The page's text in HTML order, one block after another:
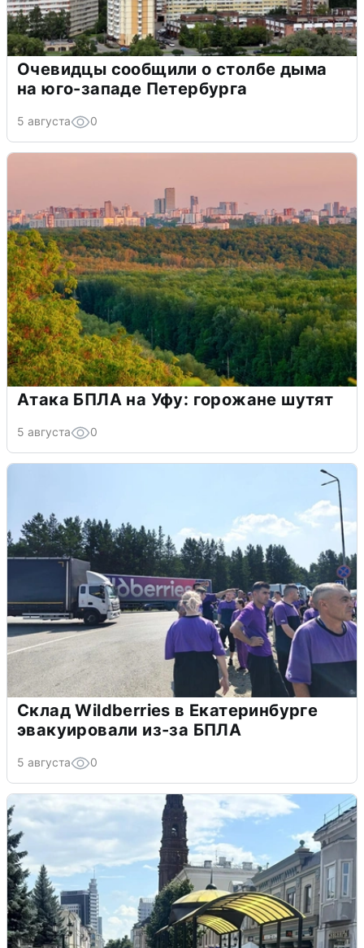
Очевидцы сообщили о столбе дыма
на юго-западе Петербурга
5 августа 0
Атака БПЛА на Уфу: горожане шутят
5 августа 0
Склад Wildberries в Екатеринбурге
эвакуировали из-за БПЛА
5 августа 0